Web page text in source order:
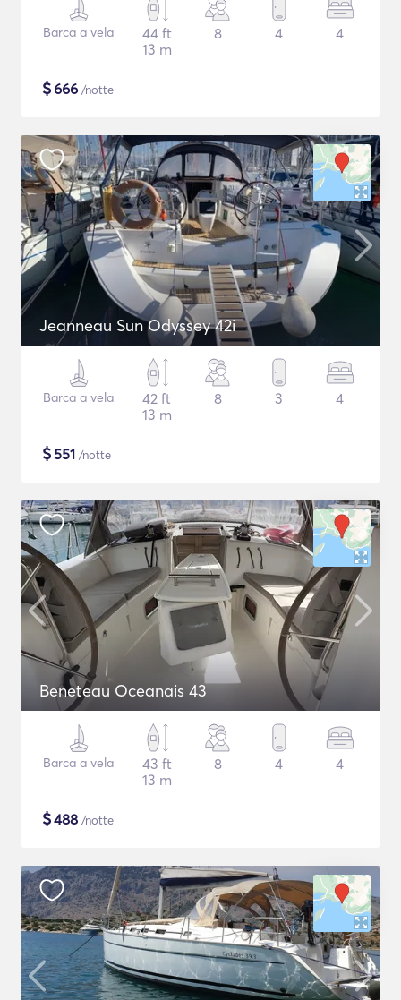
Barca a vela
44 ft
13 m
8 4 4
$666 /notte
Jeanneau Sun Odyssey 42i
Barca a vela
42 ft
13 m
8 3 4
$551 /notte
Beneteau Oceanais 43
Barca a vela
43 ft
13 m
8 4 4
$488 /notte